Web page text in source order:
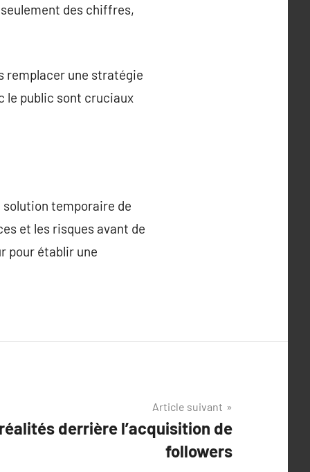
des chiffres,
remplacer une stratégie
le public sont cruciaux
temporaire de
et les risques avant de
pour établir une
Article suivant
derrière l’acquisition de
followers